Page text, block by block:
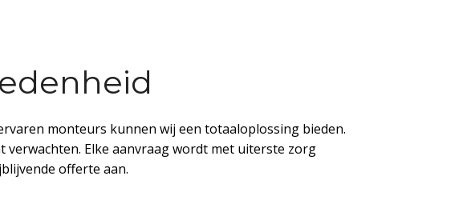
monteurs kunnen wij een totaaloplossing bieden.
Elke aanvraag wordt met uiterste zorg
offerte aan.